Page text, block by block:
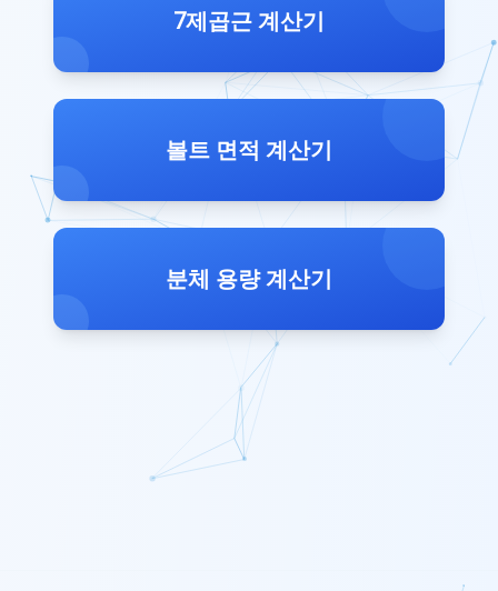
7제곱근 계산기
볼트 면적 계산기
분체 용량 계산기